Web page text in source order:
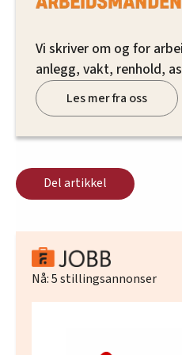
Vi skriver om og for
anlegg, vakt, renhold,
Les mer fra oss
Del artikkel
Nå:5stillingsannonser